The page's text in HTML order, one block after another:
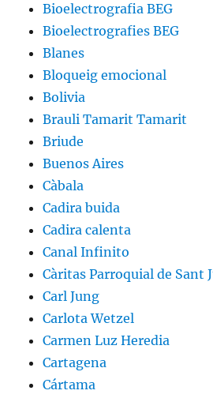
Bioelectrografia BEG
Bioelectrografies BEG
Blanes
Bloqueig emocional
Bolivia
Brauli Tamarit Tamarit
Briude
Buenos Aires
Càbala
Cadira buida
Cadira calenta
Canal Infinito
Càritas Parroquial de Sant
Carl Jung
Carlota Wetzel
Carmen Luz Heredia
Cartagena
Cártama